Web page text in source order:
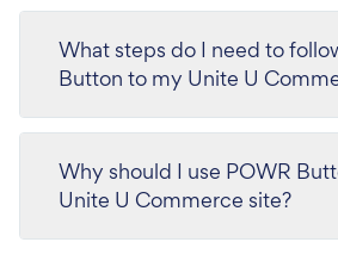
What steps do I need to
Button to my Unite U
Why should I use POWR
Unite U Commerce site?